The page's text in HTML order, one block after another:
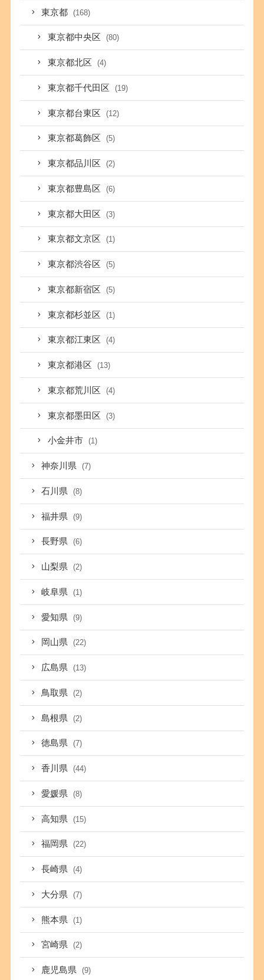
東京都 (168)
東京都中央区 (80)
東京都北区 (4)
東京都千代田区 (19)
東京都台東区 (12)
東京都葛飾区 (5)
東京都品川区 (2)
東京都豊島区 (6)
東京都大田区 (3)
東京都文京区 (1)
東京都渋谷区 (5)
東京都新宿区 (5)
東京都杉並区 (1)
東京都江東区 (4)
東京都港区 (13)
東京都荒川区 (4)
東京都墨田区 (3)
小金井市 (1)
神奈川県 (7)
石川県 (8)
福井県 (9)
長野県 (6)
山梨県 (2)
岐阜県 (1)
愛知県 (9)
岡山県 (22)
広島県 (13)
鳥取県 (2)
島根県 (2)
徳島県 (7)
香川県 (44)
愛媛県 (8)
高知県 (15)
福岡県 (22)
長崎県 (4)
大分県 (7)
熊本県 (1)
宮崎県 (2)
鹿児島県 (9)